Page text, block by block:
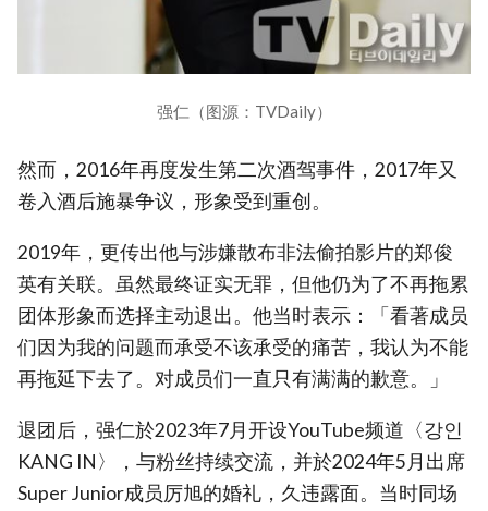
强仁（图源：TVDaily）
然而，2016年再度发生第二次酒驾事件，2017年又
卷入酒后施暴争议，形象受到重创。
2019年，更传出他与涉嫌散布非法偷拍影片的郑俊
英有关联。虽然最终证实无罪，但他仍为了不再拖累
团体形象而选择主动退出。他当时表示：「看著成员
们因为我的问题而承受不该承受的痛苦，我认为不能
再拖延下去了。对成员们一直只有满满的歉意。」
退团后，强仁於2023年7月开设YouTube频道〈강인
KANG IN〉，与粉丝持续交流，并於2024年5月出席
Super Junior成员厉旭的婚礼，久违露面。当时同场